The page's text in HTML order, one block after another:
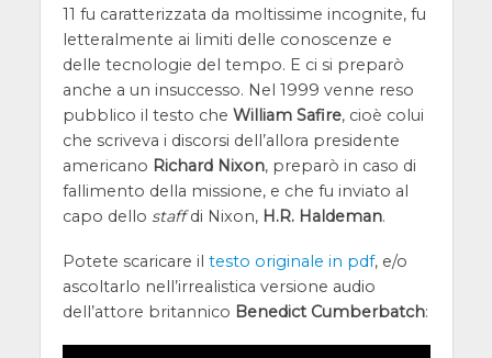
11 fu caratterizzata da moltissime incognite, fu
letteralmente ai limiti delle conoscenze e
delle tecnologie del tempo. E ci si preparò
anche a un insuccesso. Nel 1999 venne reso
pubblico il testo che William Safire, cioè colui
che scriveva i discorsi dell’allora presidente
americano Richard Nixon, preparò in caso di
fallimento della missione, e che fu inviato al
capo dello staffdi Nixon, H.R. Haldeman.
Potete scaricare il testo originale in pdf, e/o
ascoltarlo nell’irrealistica versione audio
dell’attore britannico Benedict Cumberbatch: